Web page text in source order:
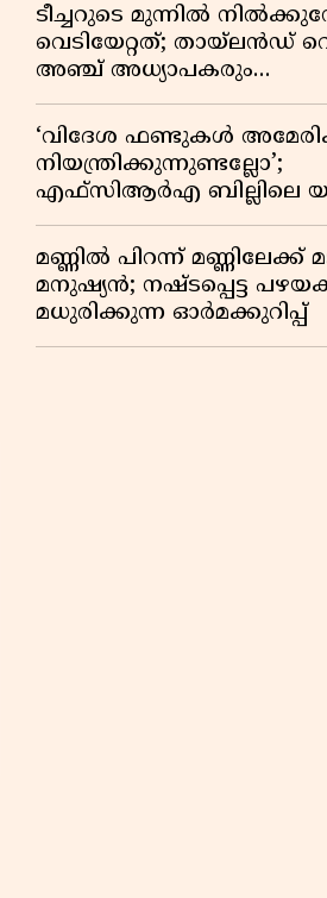
ടീച്ചറുടെ മുന്നിൽ
വെടിയേറ്റത്; തായ്‌ലൻഡ്
അഞ്ച് അധ്യാപകരും
മുത്തശ്ശീമുത്തശ്ശന്മാരും
മരണസംഖ്യ 7; ഞെട്ടിക്കുന്ന
വെളിപ്പെടുത്തലുകൾ
‘വിദേശ ഫണ്ടുകൾ
നിയന്ത്രിക്കുന്നുണ്ടല്ലോ’;
എഫ്സിആർഎ
വിമർശനങ്ങൾക്ക്
മണ്ണിൽ പിറന്ന് മണ്ണിലേക്ക്
മനുഷ്യൻ; നഷ്ടപ്പെട്ട
മധുരിക്കുന്ന ഓർമക്കുറിപ്പ്